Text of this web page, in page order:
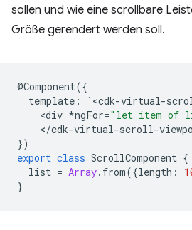
sollen und wie eine scrollbare
Größe gerendert werden soll.
@Component({
template : `<cdk-virtual-
<div *ngFor="let item of
</cdk-virtual-scroll-
})
export class ScrollComponent {
list = Array. from({length :
}